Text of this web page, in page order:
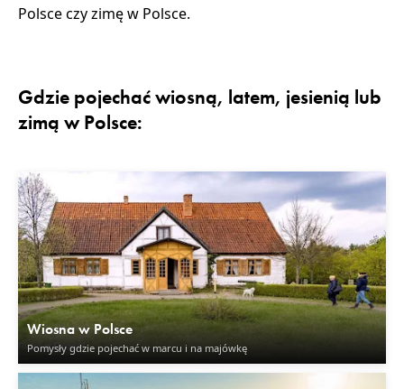
Polsceczyzimę w Polsce.
Gdzie pojechać wiosną, latem, jesienią lub
zimą w Polsce:
Wiosna w Polsce
Pomysły gdzie pojechać w marcu i na majówkę